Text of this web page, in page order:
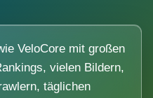
VeloCore mit großen
vielen Bildern,
täglichen